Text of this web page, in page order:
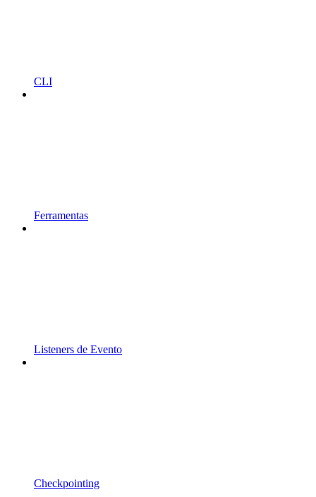
CLI
Ferramentas
Listeners de Evento
Checkpointing